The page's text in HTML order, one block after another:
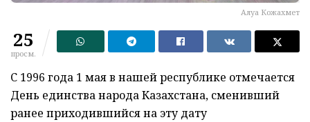
Алуа Кожахмет
25
просм.
С 1996 года 1 мая в нашей республике отмечается
День единства народа Казахстана, сменивший
ранее приходившийся на эту дату